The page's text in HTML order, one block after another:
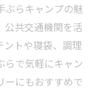
える沿線アウ
キャンプの秘
ぶらキャンプの魅
公共交通機関を活
ントや寝袋、調理
らで気軽にキャン
ーにもおすすめで